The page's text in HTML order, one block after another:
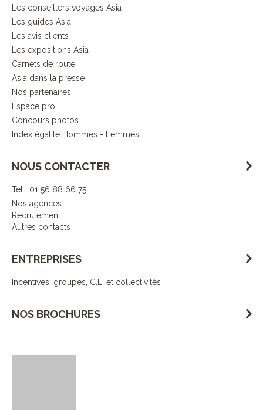
Les conseillers voyages Asia
Les guides Asia
Les avis clients
Les expositions Asia
Carnets de route
Asia dans la presse
Nos partenaires
Espace pro
Concours photos
Index égalité Hommes - Femmes
NOUS CONTACTER
Tel : 01 56 88 66 75
Nos agences
Recrutement
Autres contacts
ENTREPRISES
Incentives, groupes, C.E. et collectivités
NOS BROCHURES